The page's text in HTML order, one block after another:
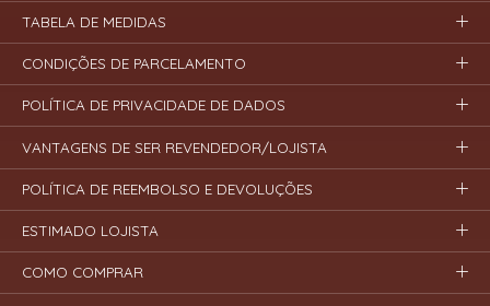
TABELA DE MEDIDAS
CONDIÇÕES DE PARCELAMENTO
POLÍTICA DE PRIVACIDADE DE DADOS
VANTAGENS DE SER REVENDEDOR/LOJISTA
POLÍTICA DE REEMBOLSO E DEVOLUÇÕES
ESTIMADO LOJISTA
COMO COMPRAR